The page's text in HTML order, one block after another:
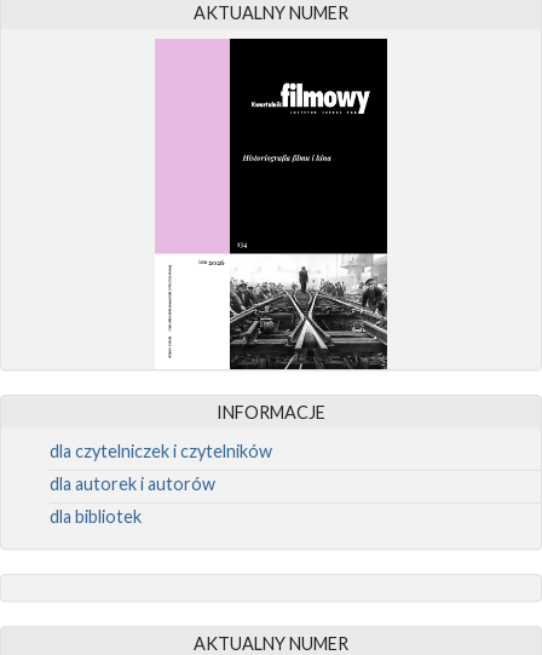
AKTUALNY NUMER
INFORMACJE
dla czytelniczek i czytelników
dla autorek i autorów
dla bibliotek
AKTUALNY NUMER